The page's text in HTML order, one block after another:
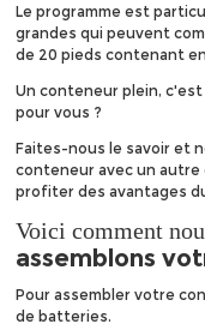
Le programme est
grandes qui peuvent
de 20 pieds contenant
Un conteneur plein,
pour vous ?
Faites-nous le savoir et
conteneur avec un
profiter des avantages
Voici comment
assemblons
Pour assembler votre
de batteries.